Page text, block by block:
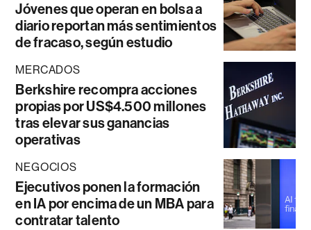
Jóvenes que operan en bolsa a
diario reportan más sentimientos
de fracaso, según estudio
MERCADOS
Berkshire recompra acciones
propias por US$4.500 millones
tras elevar sus ganancias
operativas
NEGOCIOS
Ejecutivos ponen la formación
en IA por encima de un MBA para
contratar talento